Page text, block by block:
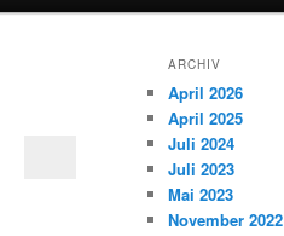
ARCHIV
April 2026
April 2025
Juli 2024
Juli 2023
Mai 2023
November 2022